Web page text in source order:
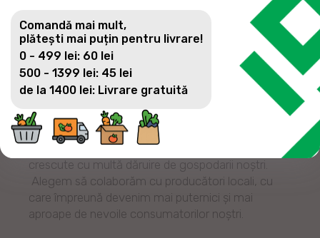
DRAG DE LA GOSPODARII
NOȘTRI - CARNE DE PUI
Zi de zi, punem pe rafturile magazinelor Linella
cele mai naturale produse pe care le apreciem cu
toții, pline de gustul autentic moldovenesc și
crescute cu multă dăruire de gospodarii noștri.
Alegem să colaborăm cu producători locali, cu
care împreună devenim mai puternici și mai
aproape de nevoile consumatorilor noștri.
Comandă mai mult,
plătești mai puțin pentru livrare!
0 - 499 lei: 60 lei
500 - 1399 lei: 45 lei
de la 1400 lei: Livrare gratuită